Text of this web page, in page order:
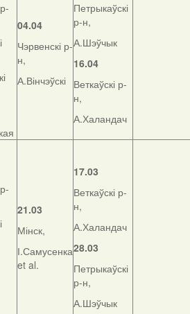
04.04
Чэрвенскі р-
н,
А.Вінчэўскі
Петрыкаўскі
р-н,
А.Шэўчык
16.04
Веткаўскі р-
н,
А.Халандач
21.03
Мінск,
І.Самусенка
et al.
17.03
Веткаўскі р-
н,
А.Халандач
28.03
Петрыкаўскі
р-н,
А.Шэўчык